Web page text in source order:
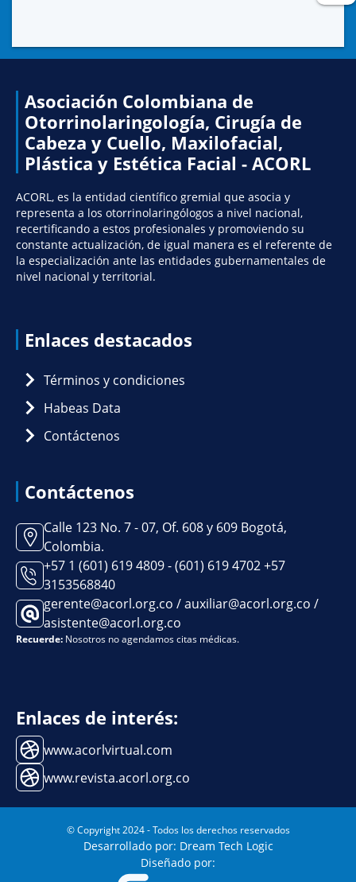
Asociación Colombiana de
Otorrinolaringología, Cirugía de
Cabeza y Cuello, Maxilofacial,
Plástica y Estética Facial - ACORL
ACORL, es la entidad científico gremial que asocia y
representa a los otorrinolaringólogos a nivel nacional,
recertificando a estos profesionales y promoviendo su
constante actualización, de igual manera es el referente de
la especialización ante las entidades gubernamentales de
nivel nacional y territorial.
Enlaces destacados
Términos y condiciones
Habeas Data
Contáctenos
Contáctenos
Calle 123 No. 7 - 07, Of. 608 y 609 Bogotá,
Colombia.
+57 1 (601) 619 4809 - (601) 619 4702 +57
3153568840
gerente@acorl.org.co / auxiliar@acorl.org.co /
asistente@acorl.org.co
Recuerde: Nosotros no agendamos citas médicas.
Enlaces de interés:
www.acorlvirtual.com
www.revista.acorl.org.co
© Copyright 2024 - Todos los derechos reservados
Desarrollado por: Dream Tech Logic
Diseñado por: